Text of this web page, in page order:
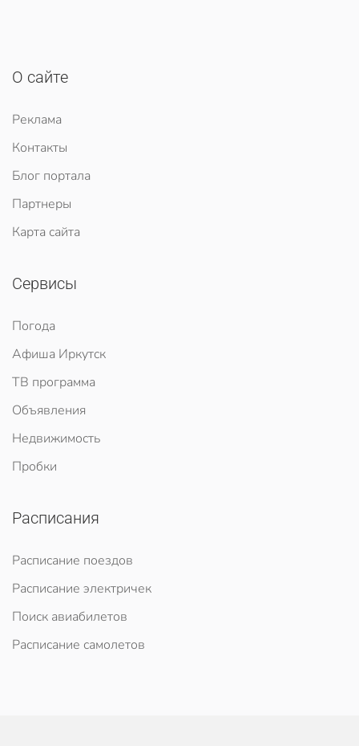
О сайте
Реклама
Контакты
Блог портала
Партнеры
Карта сайта
Сервисы
Погода
Афиша Иркутск
ТВ программа
Объявления
Недвижимость
Пробки
Расписания
Расписание поездов
Расписание электричек
Поиск авиабилетов
Расписание самолетов